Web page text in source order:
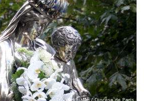
© Trung Hieu Do / Diocèse de Paris